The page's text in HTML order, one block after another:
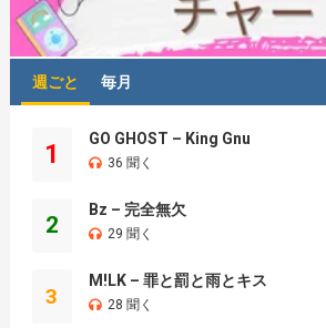
週ごと 毎月
1
GO GHOST – King Gnu
36 聞く
2
Bz – 完全無欠
29 聞く
3
M!LK – 罪と罰と雨とキス
28 聞く